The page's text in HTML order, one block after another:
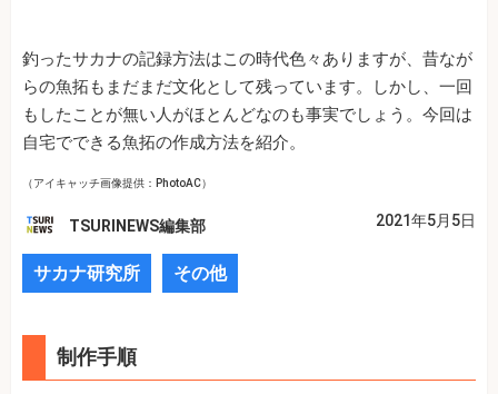
釣ったサカナの記録方法はこの時代色々ありますが、昔なが
らの魚拓もまだまだ文化として残っています。しかし、一回
もしたことが無い人がほとんどなのも事実でしょう。今回は
自宅でできる魚拓の作成方法を紹介。
（アイキャッチ画像提供：PhotoAC）
TSURINEWS編集部 2021年5月5日
サカナ研究所 その他
制作手順